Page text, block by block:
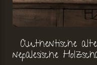
Authentische alte
nepalesische